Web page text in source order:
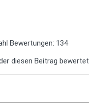
Bewertungen: 134
diesen Beitrag